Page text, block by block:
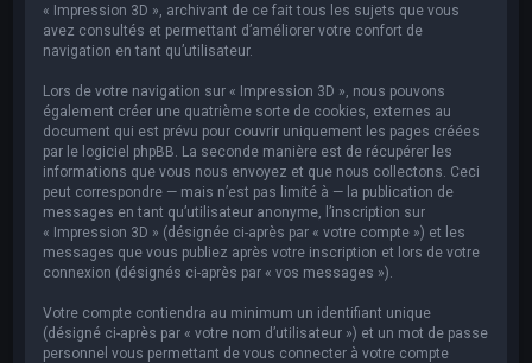
« Impression 3D », archivant de ce fait tous les sujets que vous
avez consultés et permettant d’améliorer votre confort de
navigation en tant qu’utilisateur.
Lors de votre navigation sur « Impression 3D », nous pouvons
également créer une quatrième sorte de cookies, externes au
document qui est prévu pour couvrir uniquement les pages créées
par le logiciel phpBB. La seconde manière est de récupérer les
informations que vous nous envoyez et que nous collectons. Ceci
peut correspondre — mais n’est pas limité à — la publication de
messages en tant qu’utilisateur anonyme, l’inscription sur
« Impression 3D » (désignée ci-après par « votre compte ») et les
messages que vous publiez après votre inscription et lors de votre
connexion (désignés ci-après par « vos messages »).
Votre compte contiendra au minimum un identifiant unique
(désigné ci-après par « votre nom d’utilisateur ») et un mot de passe
personnel vous permettant de vous connecter à votre compte